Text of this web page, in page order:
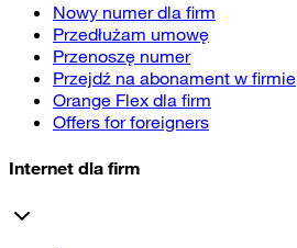
Nowy numer dla firm
Przedłużam umowę
Przenoszę numer
Przejdź na abonament w firmie
Orange Flex dla firm
Offers for foreigners
Internet dla firm